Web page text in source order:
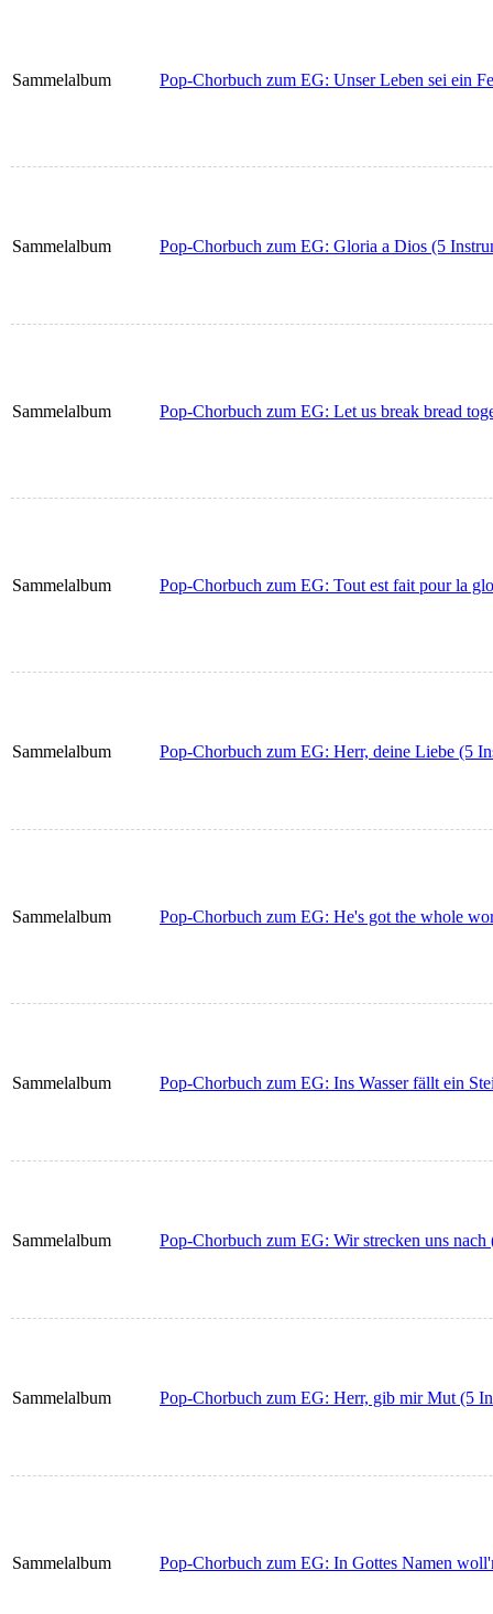
Sammelalbum Pop-Chorbuch zum EG: Unser Leben sei ein
Sammelalbum Pop-Chorbuch zum EG: Gloria a Dios (5
Sammelalbum Pop-Chorbuch zum EG: Let us break bread
Sammelalbum Pop-Chorbuch zum EG: Tout est fait pour la
Sammelalbum Pop-Chorbuch zum EG: Herr, deine Liebe (5
Sammelalbum Pop-Chorbuch zum EG: He's got the whole
Sammelalbum Pop-Chorbuch zum EG: Ins Wasser fällt ein
Sammelalbum Pop-Chorbuch zum EG: Wir strecken uns nach
Sammelalbum Pop-Chorbuch zum EG: Herr, gib mir Mut (5
Sammelalbum Pop-Chorbuch zum EG: In Gottes Namen